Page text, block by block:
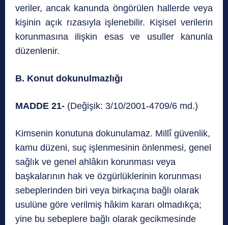
veriler, ancak kanunda öngörülen hallerde veya
kişinin açık rızasıyla işlenebilir. Kişisel verilerin
korunmasına ilişkin esas ve usuller kanunla
düzenlenir.
B. Konut dokunulmazlığı
MADDE 21- (Değişik: 3/10/2001-4709/6 md.)
Kimsenin konutuna dokunulamaz. Millî güvenlik,
kamu düzeni, suç işlenmesinin önlenmesi, genel
sağlık ve genel ahlâkın korunması veya
başkalarının hak ve özgürlüklerinin korunması
sebeplerinden biri veya birkaçına bağlı olarak
usulüne göre verilmiş hâkim kararı olmadıkça;
yine bu sebeplere bağlı olarak gecikmesinde